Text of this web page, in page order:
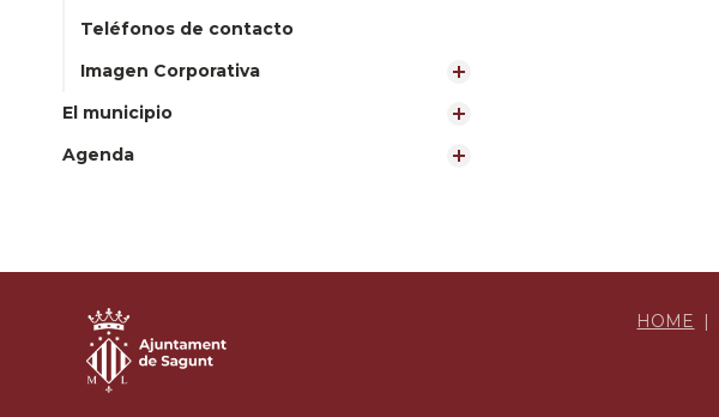
Teléfonos de contacto
Imagen Corporativa
El municipio
Agenda
HOME |